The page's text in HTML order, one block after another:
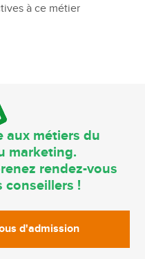
à ce métier
aux métiers du
marketing.
rendez-vous
conseillers !
d'admission